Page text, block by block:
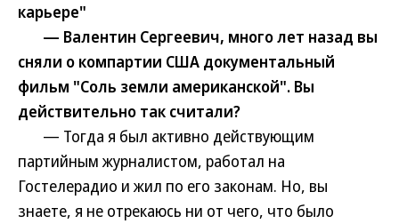
карьере"
— Валентин Сергеевич, много лет назад вы
сняли о компартии США документальный
фильм "Соль земли американской". Вы
действительно так считали?
— Тогда я был активно действующим
партийным журналистом, работал на
Гостелерадио и жил по его законам. Но, вы
знаете, я не отрекаюсь ни от чего, что было